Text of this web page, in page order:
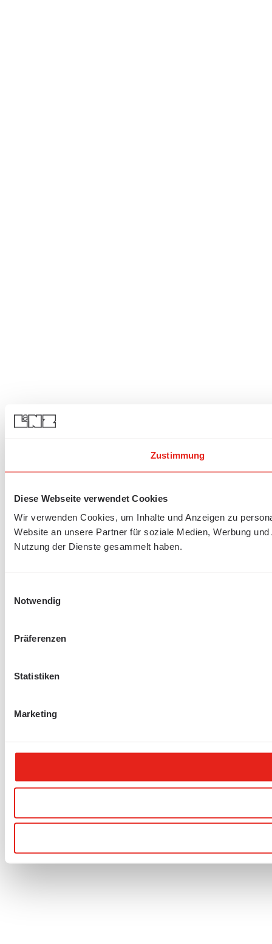
Zustimmung
Diese Webseite verwendet Cookies
Wir verwenden Cookies, um Inhalte und Anzeigen zu
Website an unsere Partner für soziale Medien, Werbung
Nutzung der Dienste gesammelt haben.
Notwendig
Präferenzen
Statistiken
Marketing